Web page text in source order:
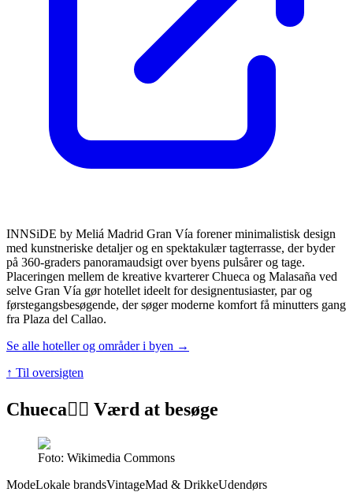
INNSiDE by Meliá Madrid Gran Vía forener minimalistisk design
med kunstneriske detaljer og en spektakulær tagterrasse, der byder
på 360-graders panoramaudsigt over byens pulsårer og tage.
Placeringen mellem de kreative kvarterer Chueca og Malasaña ved
selve Gran Vía gør hotellet ideelt for designentusiaster, par og
førstegangsbesøgende, der søger moderne komfort få minutters gang
fra Plaza del Callao.
Se alle hoteller og områder i byen →
↑ Til oversigten
Chueca👍🏼 Værd at besøge
Foto: Wikimedia Commons
ModeLokale brandsVintageMad & DrikkeUdendørs